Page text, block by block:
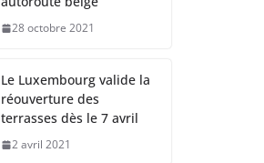
28 octobre 2021
Le Luxembourg valide la
réouverture des
terrasses dès le 7 avril
2 avril 2021